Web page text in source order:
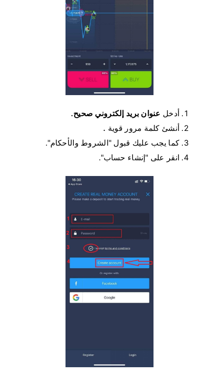
أدخل عنوان بريد إلكتروني صحيح.
أنشئ كلمة مرور قوية .
كما يجب عليك قبول "الشروط والأحكام".
انقر على "إنشاء حساب".